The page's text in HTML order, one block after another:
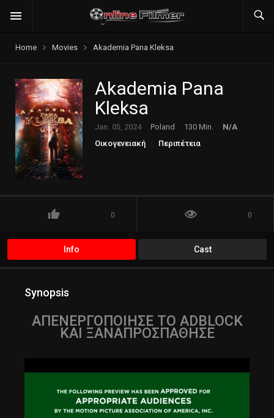
Home Movies Akademia Pana Kleksa
Akademia Pana
Kleksa
Jan. 05, 2024 Poland 130 Min.
N/A
Οικογενειακή
Περιπέτεια
0 0
Info Cast
Synopsis
ΑΠΕΝΕΡΓΟΠΟΙΗΣΕ ΤΟ ADBLOCK
ΚΑΙ ΞΑΝΑΠΡΟΣΠΑΘΗΣΕ